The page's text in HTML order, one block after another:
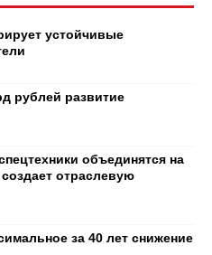
устойчивые
рублей развитие
объединятся на
отраслевую
за 40 лет снижение